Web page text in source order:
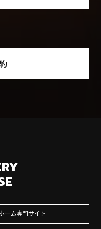
ーム専門サイト